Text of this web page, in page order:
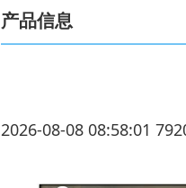
产品信息
2026-08-08 08:58:01